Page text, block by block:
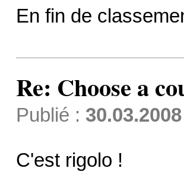
En fin de
Re: Choose a
Publié :
C'est rigolo !